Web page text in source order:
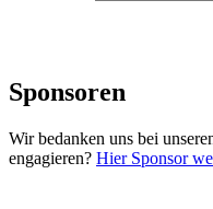
Sponsoren
Wir bedanken uns bei
engagieren? Hier Sponsor